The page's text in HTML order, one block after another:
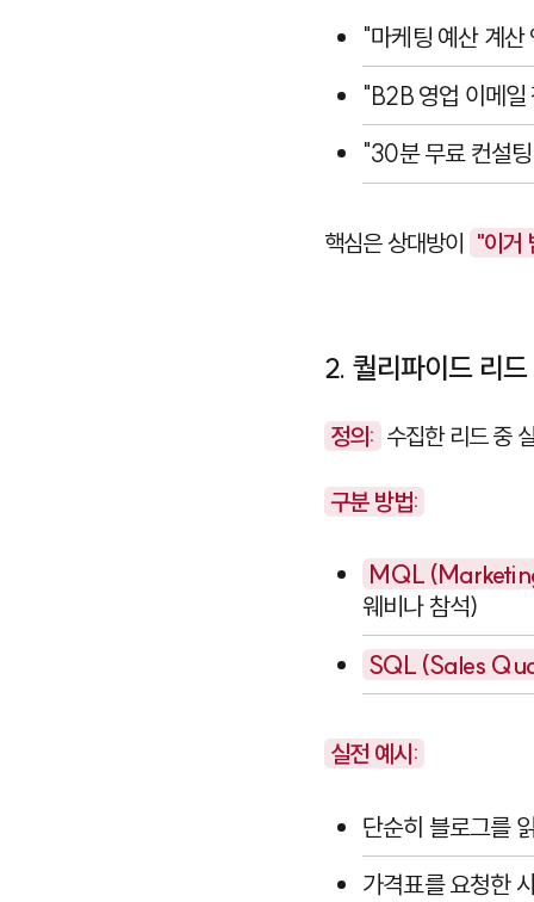
"마케팅 예산 계
"B2B 영업 이메일
"30분 무료 컨설
핵심은 상대방이 "이거
2. 퀄리파이드 리
정의: 수집한 리드 중
구분 방법:
MQL
웨비나 참석)
SQL (Sales
실전 예시:
단순히 블로그를
가격표를 요청한